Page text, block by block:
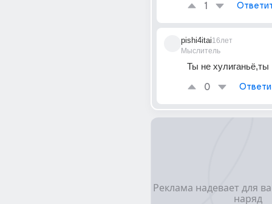
1
pishi4itai
Мыслитель
16лет
Ты не
0